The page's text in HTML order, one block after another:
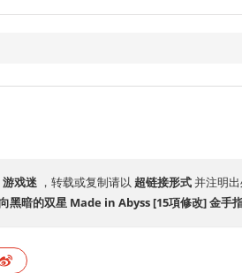
游戏迷 ，转载或复制请以 超链接形式 并注明出
黑暗的双星 Made in Abyss [15項修改] 金手